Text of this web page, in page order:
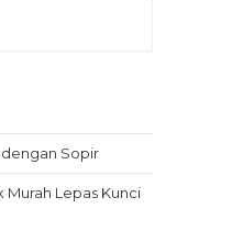
dengan Sopir
Murah Lepas Kunci